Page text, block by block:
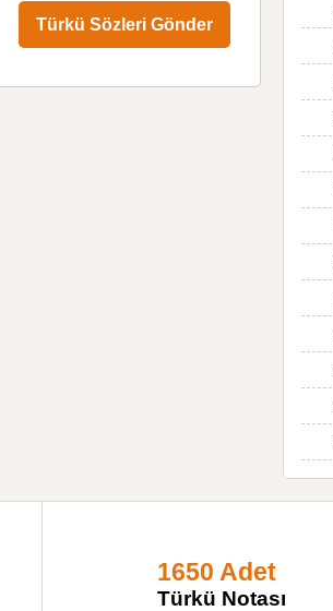
Türkü Sözleri Gönder
1650 Adet
Türkü Notası